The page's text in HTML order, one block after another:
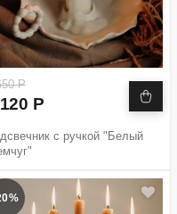
Р
Р
с ручкой "Белый